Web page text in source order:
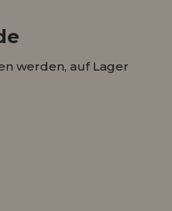
werden, auf Lager